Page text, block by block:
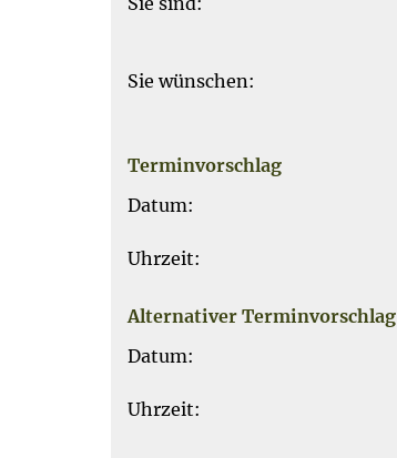
Sie wünschen:
Terminvorschlag
Datum:
Uhrzeit:
Alternativer Terminvorschlag
Datum:
Uhrzeit: